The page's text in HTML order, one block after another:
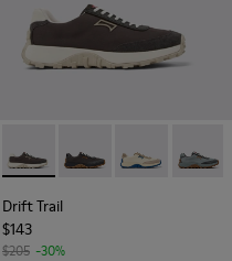
en cuir noir Pour
Drift Trail - K100864-035 -
Drift Trail -Drift Trail -
Drift
Drift Trail
$143
$205 -30%